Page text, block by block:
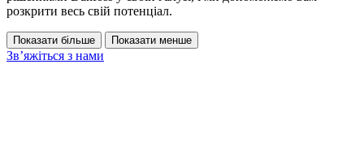
розкрити весь свій потенціал.
Показати більше Показати менше
Зв’яжіться з нами